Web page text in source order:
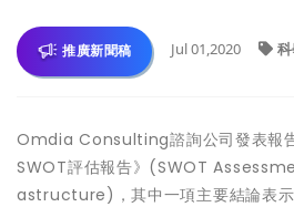
推廣新聞稿 Jul 01,2020
Omdia Consulting諮詢公司發表報
SWOT評估報告》(SWOT
astructure)，其中一項主要結論表示